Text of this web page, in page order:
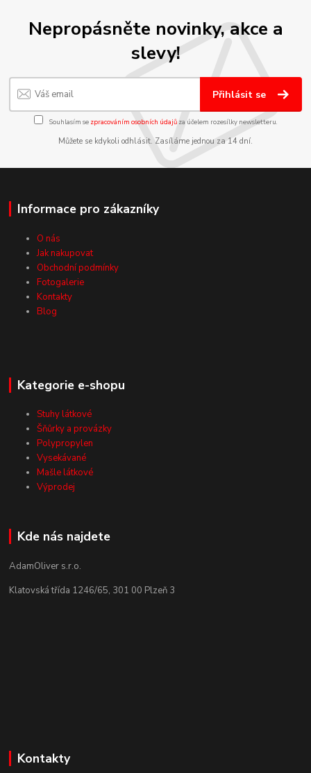
Nepropásněte novinky, akce a
slevy!
Přihlásit se
Souhlasím se zpracováním osobních údajůza účelem rozesílky newsletteru.
Můžete se kdykoli odhlásit. Zasíláme jednou za 14 dní.
Informace pro zákazníky
O nás
Jak nakupovat
Obchodní podmínky
Fotogalerie
Kontakty
Blog
Kategorie e-shopu
Stuhy látkové
Šňůrky a provázky
Polypropylen
Vysekávané
Mašle látkové
Výprodej
Kde nás najdete
AdamOliver s.r.o.
Klatovská třída 1246/65, 301 00 Plzeň 3
Kontakty